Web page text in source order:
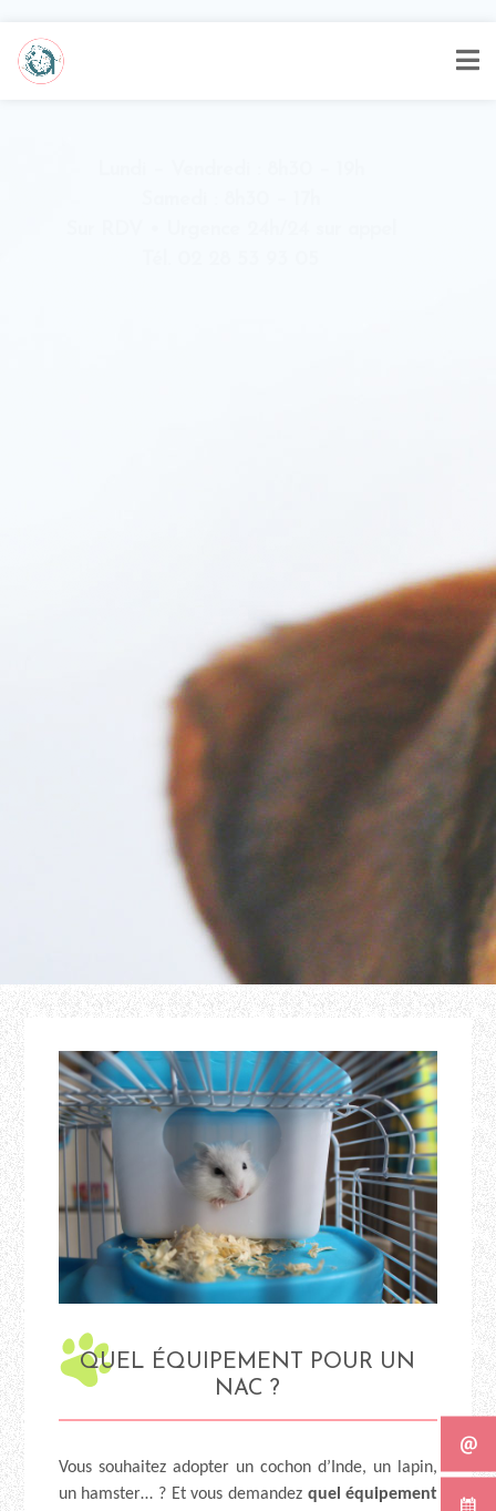
QUEL ÉQUIPEMENT POUR UN
NAC ?
Vous souhaitez adopter un cochon d’Inde, un lapin,
un hamster… ? Et vous demandez quel équipement